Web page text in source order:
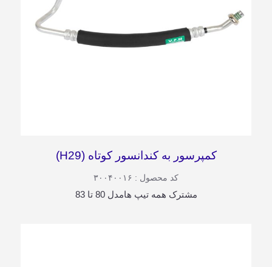
کمپرسور به کندانسور کوتاه (H29)
کد محصول : ۳۰۰۴۰۰۱۶
مشترک همه تیپ هامدل 80 تا 83